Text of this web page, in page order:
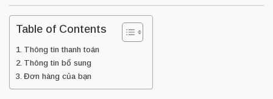
Table of Contents
Thông tin thanh toán
Thông tin bổ sung
Đơn hàng của bạn